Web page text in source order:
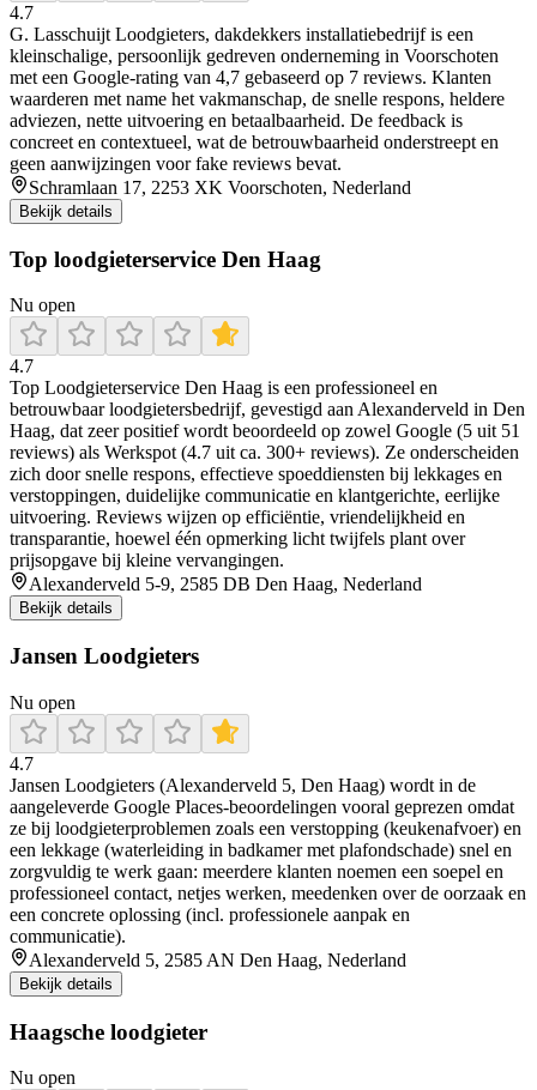
4.7
G. Lasschuijt Loodgieters, dakdekkers installatiebedrijf is een
kleinschalige, persoonlijk gedreven onderneming in Voorschoten
met een Google-rating van 4,7 gebaseerd op 7 reviews. Klanten
waarderen met name het vakmanschap, de snelle respons, heldere
adviezen, nette uitvoering en betaalbaarheid. De feedback is
concreet en contextueel, wat de betrouwbaarheid onderstreept en
geen aanwijzingen voor fake reviews bevat.
Schramlaan 17, 2253 XK Voorschoten, Nederland
Bekijk details
Top loodgieterservice Den Haag
Nu open
4.7
Top Loodgieterservice Den Haag is een professioneel en
betrouwbaar loodgietersbedrijf, gevestigd aan Alexanderveld in Den
Haag, dat zeer positief wordt beoordeeld op zowel Google (5 uit 51
reviews) als Werkspot (4.7 uit ca. 300+ reviews). Ze onderscheiden
zich door snelle respons, effectieve spoeddiensten bij lekkages en
verstoppingen, duidelijke communicatie en klantgerichte, eerlijke
uitvoering. Reviews wijzen op efficiëntie, vriendelijkheid en
transparantie, hoewel één opmerking licht twijfels plant over
prijsopgave bij kleine vervangingen.
Alexanderveld 5-9, 2585 DB Den Haag, Nederland
Bekijk details
Jansen Loodgieters
Nu open
4.7
Jansen Loodgieters (Alexanderveld 5, Den Haag) wordt in de
aangeleverde Google Places-beoordelingen vooral geprezen omdat
ze bij loodgieterproblemen zoals een verstopping (keukenafvoer) en
een lekkage (waterleiding in badkamer met plafondschade) snel en
zorgvuldig te werk gaan: meerdere klanten noemen een soepel en
professioneel contact, netjes werken, meedenken over de oorzaak en
een concrete oplossing (incl. professionele aanpak en
communicatie).
Alexanderveld 5, 2585 AN Den Haag, Nederland
Bekijk details
Haagsche loodgieter
Nu open